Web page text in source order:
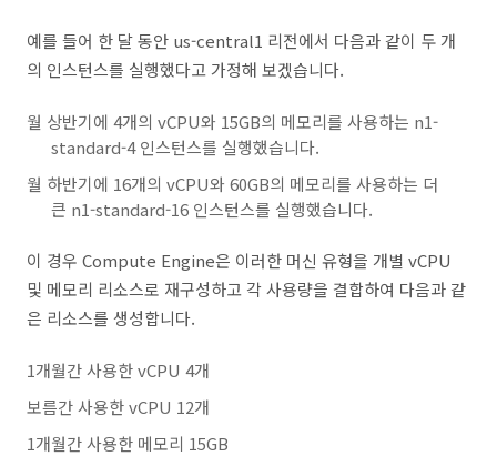
예를 들어 한 달 동안 us-central1 리전에서 다음과 같이 두 개
의 인스턴스를 실행했다고 가정해 보겠습니다.
월 상반기에 4개의 vCPU와 15GB의 메모리를 사용하는 n1-
standard-4 인스턴스를 실행했습니다.
월 하반기에 16개의 vCPU와 60GB의 메모리를 사용하는 더
큰 n1-standard-16 인스턴스를 실행했습니다.
이 경우 Compute Engine은 이러한 머신 유형을 개별 vCPU
및 메모리 리소스로 재구성하고 각 사용량을 결합하여 다음과 같
은 리소스를 생성합니다.
1개월간 사용한 vCPU 4개
보름간 사용한 vCPU 12개
1개월간 사용한 메모리 15GB